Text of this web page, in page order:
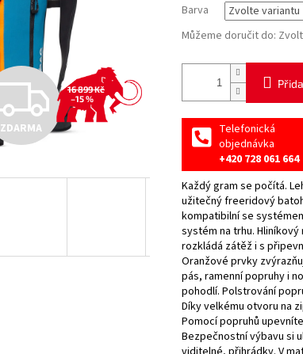
Z
D
R
ZDARMA
16 899 Kč
–15 %
Barva
Můžeme doručit do:
Telefonická
objednávka
+420 728 061 664
Každý gram se počítá.
užitečný freeridový
kompatibilní se
systém na trhu.
rozkládá zátěž i s
Oranžové prvky
pás, ramenní popruhy i
pohodlí. Polstrování
Díky velkému otvoru na
Pomocí popruhů
Bezpečnostní výbavu si